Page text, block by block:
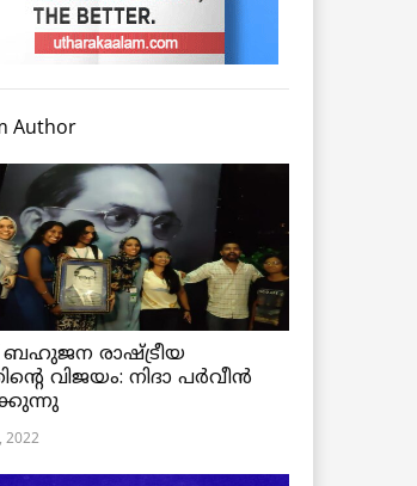
Author
ബഹുജന രാഷ്ട്രീയ
വിജയം: നിദാ പർവീൻ
2022